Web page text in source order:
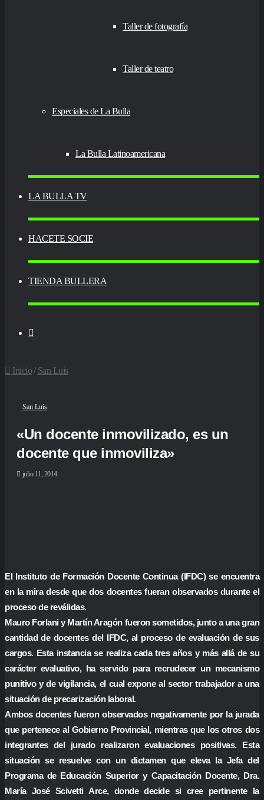
Taller de fotografía
Taller de teatro
Especiales de La Bulla
La Bulla Latinoamericana
LA BULLA TV
HACETE SOCIE
TIENDA BULLERA
skin
Inicio/ San Luis
San Luis
«Un docente inmovilizado, es un
docente que inmoviliza»
julio 11, 2014
El Instituto de Formación Docente Continua (IFDC) se encuentra
en la mira desde que dos docentes fueran observados durante el
proceso de reválidas.
Mauro Forlani y Martín Aragón fueron sometidos, junto a una gran
cantidad de docentes del IFDC, al proceso de evaluación de sus
cargos. Esta instancia se realiza cada tres años y más allá de su
carácter evaluativo, ha servido para recrudecer un mecanismo
punitivo y de vigilancia, el cual expone al sector trabajador a una
situación de precarización laboral.
Ambos docentes fueron observados negativamente por la jurada
que pertenece al Gobierno Provincial, mientras que los otros dos
integrantes del jurado realizaron evaluaciones positivas. Esta
situación se resuelve con un dictamen que eleva la Jefa del
Programa de Educación Superior y Capacitación Docente, Dra.
María José Scivetti Arce, donde decide si cree pertinente la